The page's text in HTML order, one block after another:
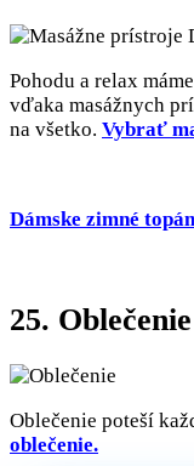
Pohodu a relax
vďaka masážnych
na všetko. Vybrať
Dámske zimné
25.
Oblečenie poteší
oblečenie.